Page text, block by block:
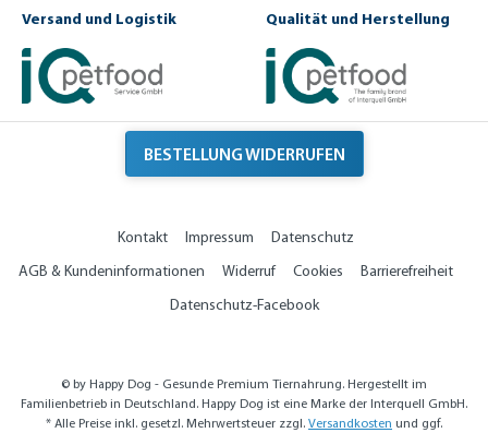
Versand und Logistik Qualität und Herstellung
BESTELLUNG WIDERRUFEN
Kontakt Impressum
Datenschutz
AGB & Kundeninformationen
Widerruf Cookies
Barrierefreiheit
Datenschutz-Facebook
© by Happy Dog - Gesunde Premium Tiernahrung. Hergestellt im
Familienbetrieb in Deutschland. Happy Dog ist eine Marke der Interquell GmbH.
* Alle Preise inkl. gesetzl. Mehrwertsteuer zzgl. Versandkosten und ggf.